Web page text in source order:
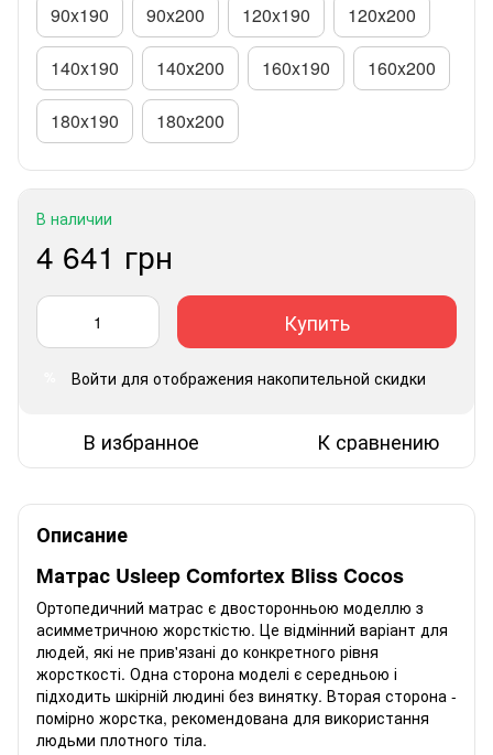
90x190 90x200 120x190 120х200
140x190 140х200 160x190 160x200
180x190 180х200
В наличии
4 641 грн
Купить
Войти для отображения накопительной скидки
В избранное К сравнению
Описание
Матрас Usleep Comfortex Bliss Cocos
Ортопедичний матрас є двосторонньою моделлю з
асимметричною жорсткістю. Це відмінний варіант для
людей, які не прив'язані до конкретного рівня
жорсткості. Одна сторона моделі є середньою і
підходить шкірній людині без винятку. Вторая сторона -
помірно жорстка, рекомендована для використання
людьми плотного тіла.